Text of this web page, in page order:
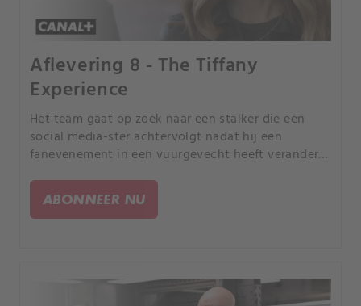
Aflevering 8 - The Tiffany
Experience
Het team gaat op zoek naar een stalker die een
social media-ster achtervolgt nadat hij een
fanevenement in een vuurgevecht heeft veranderd.
ABONNEER NU